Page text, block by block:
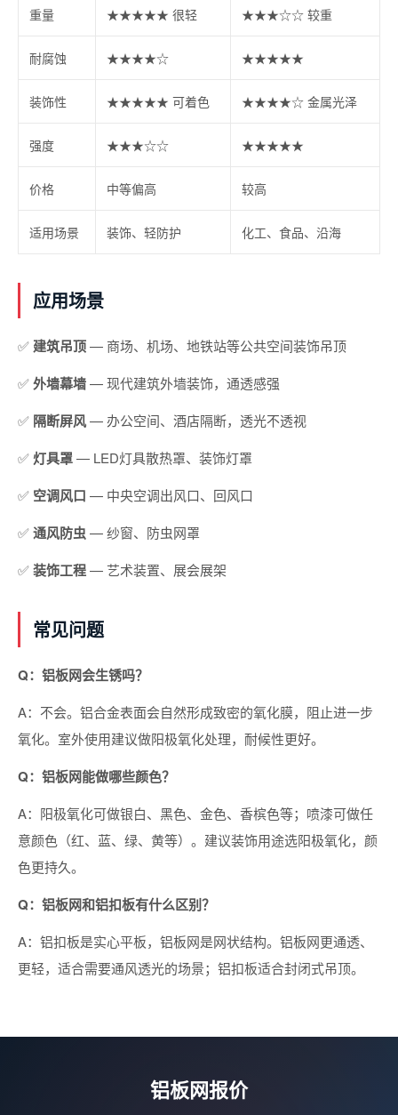
重量 ★★★★★ 很轻 ★★★☆☆ 较重
耐腐蚀 ★★★★☆ ★★★★★
装饰性 ★★★★★ 可着色 ★★★★☆ 金属光泽
强度 ★★★☆☆ ★★★★★
价格 中等偏高 较高
适用场景 装饰、轻防护 化工、食品、沿海
应用场景
✅ 建筑吊顶— 商场、机场、地铁站等公共空间装饰吊顶
✅外墙幕墙— 现代建筑外墙装饰，通透感强
✅ 隔断屏风— 办公空间、酒店隔断，透光不透视
✅ 灯具罩— LED灯具散热罩、装饰灯罩
✅ 空调风口 — 中央空调出风口、回风口
✅通风防虫 — 纱窗、防虫网罩
✅装饰工程— 艺术装置、展会展架
常见问题
Q：铝板网会生锈吗？
A：不会。铝合金表面会自然形成致密的氧化膜，阻止进一步
氧化。室外使用建议做阳极氧化处理，耐候性更好。
Q：铝板网能做哪些颜色？
A：阳极氧化可做银白、黑色、金色、香槟色等；喷漆可做任
意颜色（红、蓝、绿、黄等）。建议装饰用途选阳极氧化，颜
色更持久。
Q：铝板网和铝扣板有什么区别？
A：铝扣板是实心平板，铝板网是网状结构。铝板网更通透、
更轻，适合需要通风透光的场景；铝扣板适合封闭式吊顶。
铝板网报价